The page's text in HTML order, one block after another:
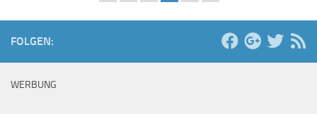
FOLGEN:
WERBUNG